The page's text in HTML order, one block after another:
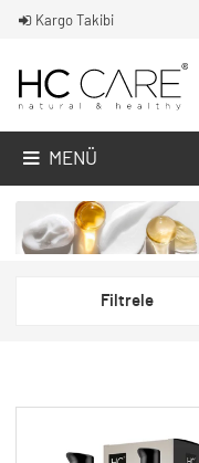
Kargo Takibi
MENÜ
Filtrele